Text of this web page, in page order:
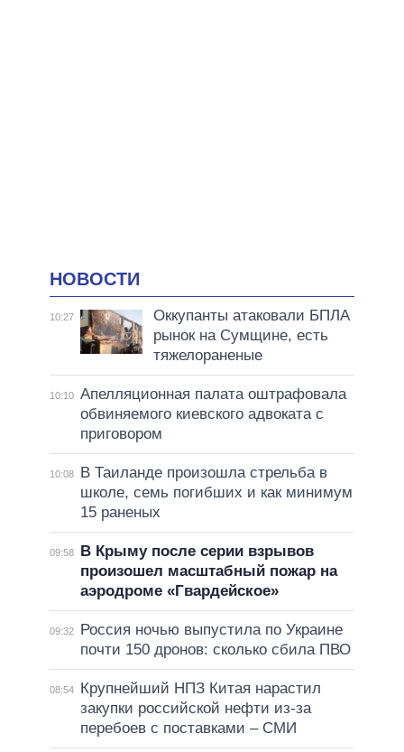
НОВОСТИ
10:27
Оккупанты атаковали БПЛА
рынок на Сумщине, есть
тяжелораненые
10:10 Апелляционная палата оштрафовала
обвиняемого киевского адвоката с
приговором
10:08
В Таиланде произошла стрельба в
школе, семь погибших и как минимум
15 раненых
09:58
В Крыму после серии взрывов
произошел масштабный пожар на
аэродроме «Гвардейское»
09:32
Россия ночью выпустила по Украине
почти 150 дронов: сколько сбила ПВО
08:54
Крупнейший НПЗ Китая нарастил
закупки российской нефти из-за
перебоев с поставками – СМИ